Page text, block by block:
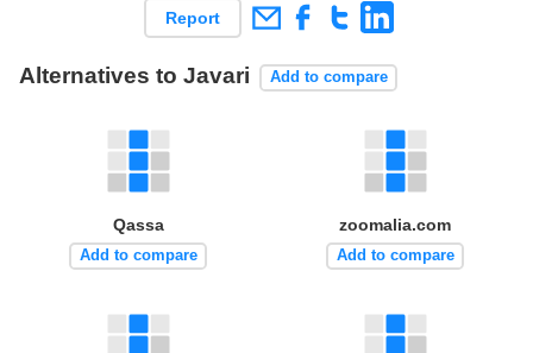
Report
Alternatives to Javari Add to compare
Qassa
Add to compare
zoomalia.com
Add to compare